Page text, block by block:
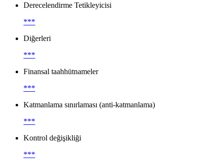
Derecelendirme Tetikleyicisi
***
Diğerleri
***
Finansal taahhütnameler
***
Katmanlama sınırlaması (anti-katmanlama)
***
Kontrol değişikliği
***